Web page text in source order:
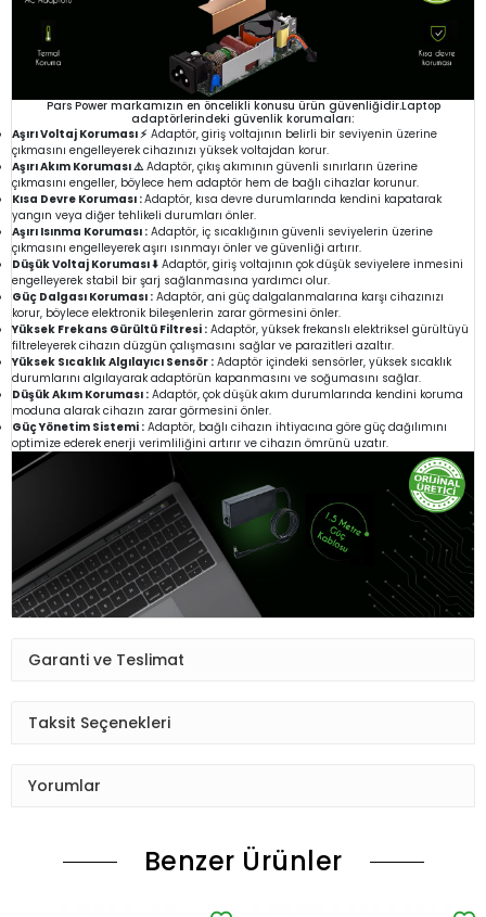
Pars Power markamızın en öncelikli konusu ürün güvenliğidir.Laptop
adaptörlerindeki güvenlik korumaları:
Aşırı Voltaj Koruması ⚡ Adaptör, giriş voltajının belirli bir seviyenin üzerine
çıkmasını engelleyerek cihazınızı yüksek voltajdan korur.
Aşırı Akım Koruması ⚠️Adaptör, çıkış akımının güvenli sınırların üzerine
çıkmasını engeller, böylece hem adaptör hem de bağlı cihazlar korunur.
Kısa Devre Koruması :Adaptör, kısa devre durumlarında kendini kapatarak
yangın veya diğer tehlikeli durumları önler.
Aşırı Isınma Koruması : Adaptör, iç sıcaklığının güvenli seviyelerin üzerine
çıkmasını engelleyerek aşırı ısınmayı önler ve güvenliği artırır.
Düşük Voltaj Koruması ⬇️ Adaptör, giriş voltajının çok düşük seviyelere inmesini
engelleyerek stabil bir şarj sağlanmasına yardımcı olur.
Güç Dalgası Koruması : Adaptör, ani güç dalgalanmalarına karşı cihazınızı
korur, böylece elektronik bileşenlerin zarar görmesini önler.
Yüksek Frekans Gürültü Filtresi : Adaptör, yüksek frekanslı elektriksel gürültüyü
filtreleyerek cihazın düzgün çalışmasını sağlar ve parazitleri azaltır.
Yüksek Sıcaklık Algılayıcı Sensör : Adaptör içindeki sensörler, yüksek sıcaklık
durumlarını algılayarak adaptörün kapanmasını ve soğumasını sağlar.
Düşük Akım Koruması : Adaptör, çok düşük akım durumlarında kendini koruma
moduna alarak cihazın zarar görmesini önler.
Güç Yönetim Sistemi : Adaptör, bağlı cihazın ihtiyacına göre güç dağılımını
optimize ederek enerji verimliliğini artırır ve cihazın ömrünü uzatır.
Garanti ve Teslimat
Taksit Seçenekleri
Yorumlar
Benzer Ürünler